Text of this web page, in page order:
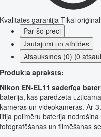
Kvalitātes garantija Tikai
Par šo preci
Jautājumi un atbildes
Atsauksmes (0) (0
Produkta apraksts:
Nikon EN-EL11 saderīga
baterija, kas paredzēta
kamerās un videokamerās. Ar
litija polimēru baterija
fotografēšanas un filmēšanas